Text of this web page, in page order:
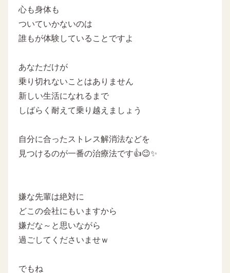
心も身体も
ついていかないのは
誰もが体験していることですよ
あなただけが
乗り切れないことはありません
新しい生活になれるまで
しばらく耐えて乗り越えましょう
自分に合ったストレス解消法などを
見つけるのが一番の治療法です👍😉✨
嫌な先輩は絶対に
どこの会社にもいますから
嫌だな～と思いながら
過ごしてくださいませｗ
でもね